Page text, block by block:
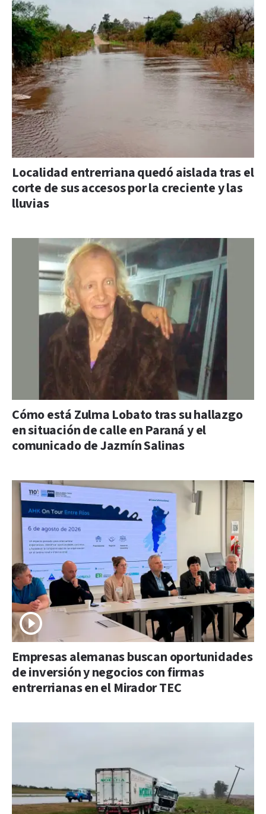
Localidad entrerriana quedó aislada tras el
corte de sus accesos por la creciente y las
lluvias
Cómo está Zulma Lobato tras su hallazgo
en situación de calle en Paraná y el
comunicado de Jazmín Salinas
Empresas alemanas buscan oportunidades
de inversión y negocios con firmas
entrerrianas en el Mirador TEC